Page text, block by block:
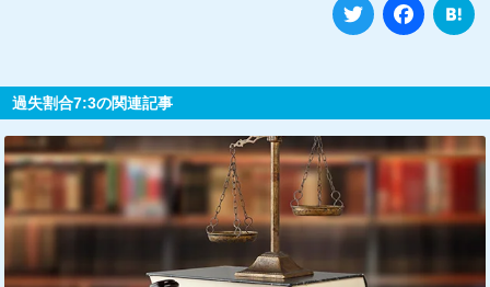
Twitter
過失割合7:3の関連記事